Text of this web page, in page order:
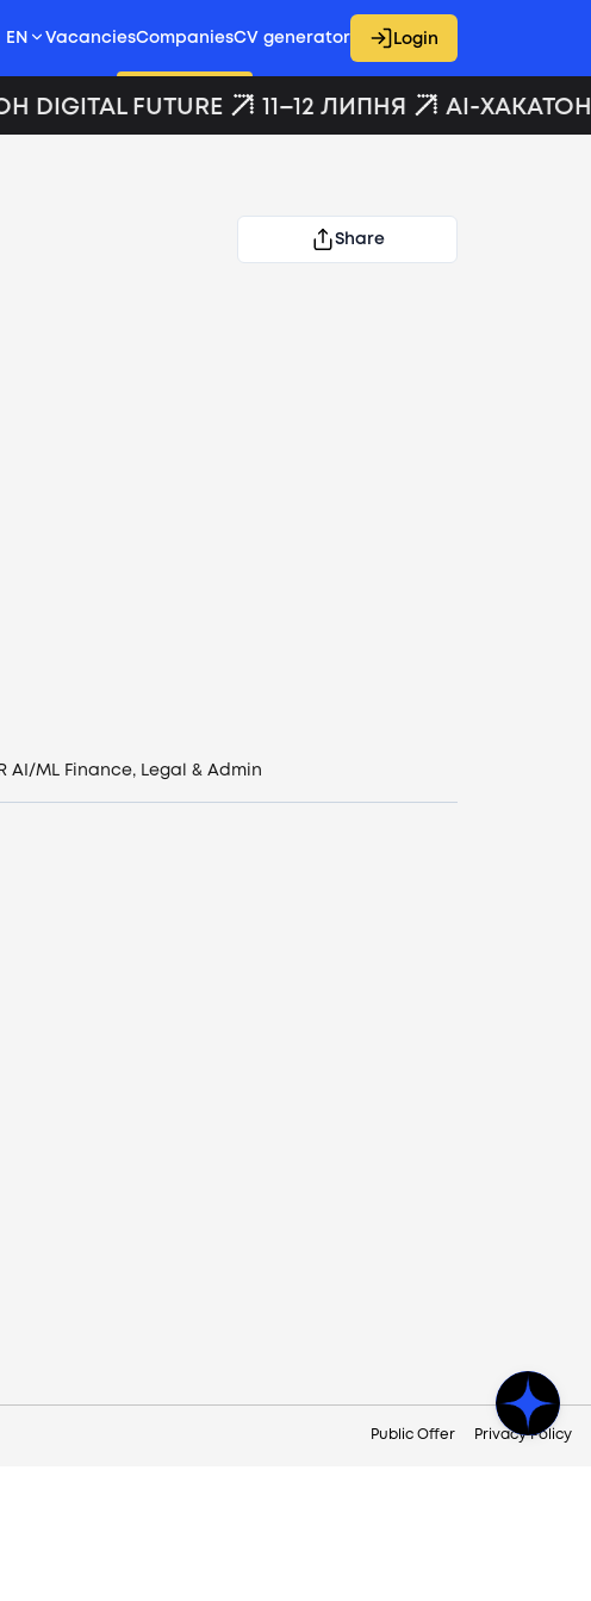
EN VacanciesCompaniesCV generator Login
FUTURE 11–12 ЛИПНЯ AI-ХАКАТОН
Share
AI/ML Finance, Legal & Admin
Public Offer Privacy Policy